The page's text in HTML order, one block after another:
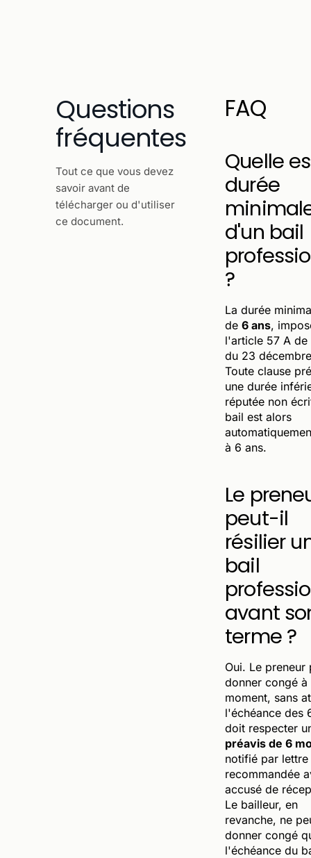
Questions
fréquentes
Tout ce que vous devez
savoir avant de
télécharger ou d'utiliser
ce document.
FAQ
Quelle
durée
d'un bail
?
La durée
de6 ans,
l'article 57 A de
du 23
Toute clause
une durée
réputée non
bail est alors
à 6 ans.
Le
peut-il
résilier
bail
avant
terme ?
Oui. Le preneur
donner congé à
moment, sans
l'échéance des
doit respecter
préavis de 6
notifié par lettre
recommandée
accusé de
Le bailleur, en
revanche, ne
donner congé
l'échéance du